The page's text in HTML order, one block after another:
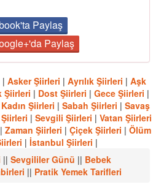
Paylaş
Paylaş
| Asker Şiirleri | Ayrılık Şiirleri | Aşk
Şiirleri | Dost Şiirleri | Gece Şiirleri |
Kadın Şiirleri | Sabah Şiirleri | Savaş
| Sevgili Şiirleri | Vatan Şiirleri
| Zaman Şiirleri | Çiçek Şiirleri | Ölüm
| İstanbul Şiirleri |
|| Sevgililer Günü || Bebek
|| Pratik Yemek Tarifleri